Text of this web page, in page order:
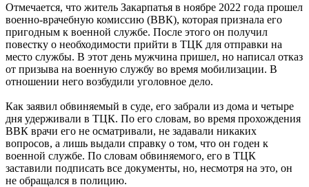
Отмечается, что житель Закарпатья в ноябре 2022 года прошел
военно-врачебную комиссию (ВВК), которая признала его
пригодным к военной службе. После этого он получил
повестку о необходимости прийти в ТЦК для отправки на
место службы. В этот день мужчина пришел, но написал отказ
от призыва на военную службу во время мобилизации. В
отношении него возбудили уголовное дело.
Как заявил обвиняемый в суде, его забрали из дома и четыре
дня удерживали в ТЦК. По его словам, во время прохождения
ВВК врачи его не осматривали, не задавали никаких
вопросов, а лишь выдали справку о том, что он годен к
военной службе. По словам обвиняемого, его в ТЦК
заставили подписать все документы, но, несмотря на это, он
не обращался в полицию.